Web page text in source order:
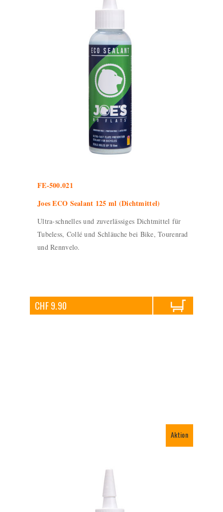
FE-500.021
Joes ECO Sealant 125 ml (Dichtmittel)
Ultra-schnelles und zuverlässiges Dichtmittel für
Tubeless, Collé und Schläuche bei Bike, Tourenrad
und Rennvelo.
CHF 9.90
Aktion